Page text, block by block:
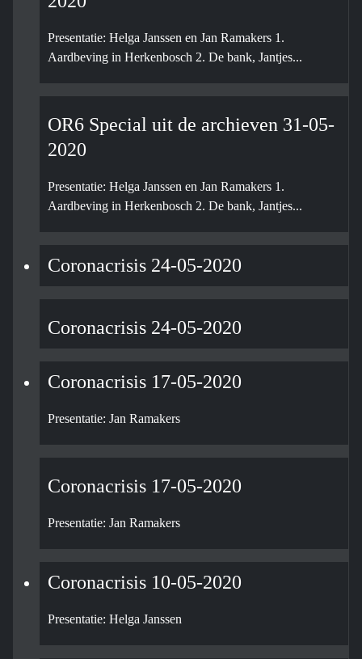
Presentatie: Helga Janssen en Jan Ramakers 1.
Aardbeving in Herkenbosch 2. De bank, Jantjes...
OR6 Special uit de archieven 31-05-
2020
Presentatie: Helga Janssen en Jan Ramakers 1.
Aardbeving in Herkenbosch 2. De bank, Jantjes...
Coronacrisis 24-05-2020
Coronacrisis 24-05-2020
Coronacrisis 17-05-2020
Presentatie: Jan Ramakers
Coronacrisis 17-05-2020
Presentatie: Jan Ramakers
Coronacrisis 10-05-2020
Presentatie: Helga Janssen